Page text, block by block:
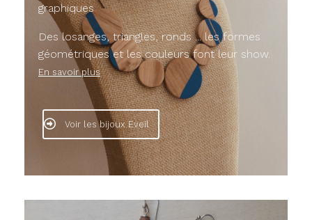
graphiques
Des losanges, triangles, ronds ... les formes
géométriques et les couleurs font leur show.
En savoir plus
Voir les bijoux Eveil